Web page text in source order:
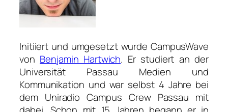
Initiiert und umgesetzt wurde CampusWave
von Benjamin Hartwich. Er studiert an der
Universität Passau Medien und
Kommunikation und war selbst 4 Jahre bei
dem Uniradio Campus Crew Passau mit